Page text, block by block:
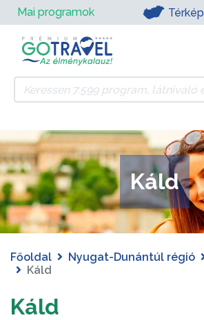
Mai programok Térkép
Káld
Főoldal Nyugat-Dunántúl régió
Káld
Káld